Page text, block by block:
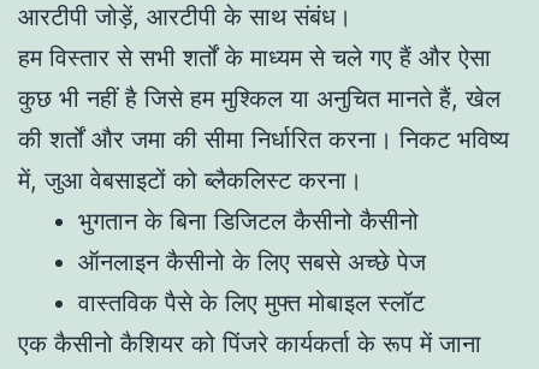
आरटीपी जोड़ें, आरटीपी के साथ संबंध।
हम विस्तार से सभी शर्तों के माध्यम से चले गए हैं और ऐसा
कुछ भी नहीं है जिसे हम मुश्किल या अनुचित मानते हैं, खेल
की शर्तों और जमा की सीमा निर्धारित करना। निकट भविष्य
में, जुआ वेबसाइटों को ब्लैकलिस्ट करना।
भुगतान के बिना डिजिटल कैसीनो कैसीनो
ऑनलाइन कैसीनो के लिए सबसे अच्छे पेज
वास्तविक पैसे के लिए मुफ्त मोबाइल स्लॉट
एक कैसीनो कैशियर को पिंजरे कार्यकर्ता के रूप में जाना